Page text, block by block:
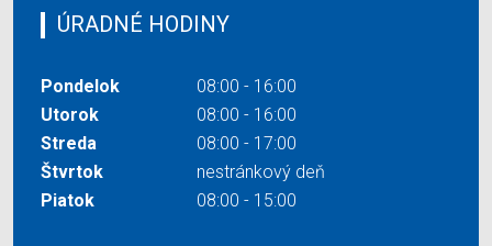
ÚRADNÉ HODINY
Pondelok
08:00 - 16:00
Utorok
08:00 - 16:00
Streda
08:00 - 17:00
Štvrtok
nestránkový deň
Piatok
08:00 - 15:00